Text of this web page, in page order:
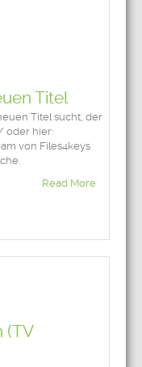
Titel
Titel sucht, der
oder hier:
von Files4keys
Read More
(TV